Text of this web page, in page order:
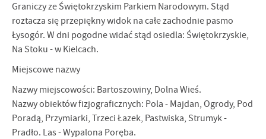
Graniczy ze Świętokrzyskim Parkiem Narodowym. Stąd
roztacza się przepiękny widok na całe zachodnie pasmo
Łysogór. W dni pogodne widać stąd osiedla: Świętokrzyskie,
Na Stoku - w Kielcach.
Miejscowe nazwy
Nazwy miejscowości: Bartoszowiny, Dolna Wieś.
Nazwy obiektów fizjograficznych: Pola - Majdan, Ogrody, Pod
Poradą, Przy­miarki, Trzeci Łazek, Pastwiska, Strumyk -
Pradło. Las - Wypalona Poręba.